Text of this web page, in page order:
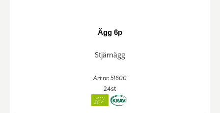
Ägg 6p
Stjärnägg
Art nr. 51600
24st